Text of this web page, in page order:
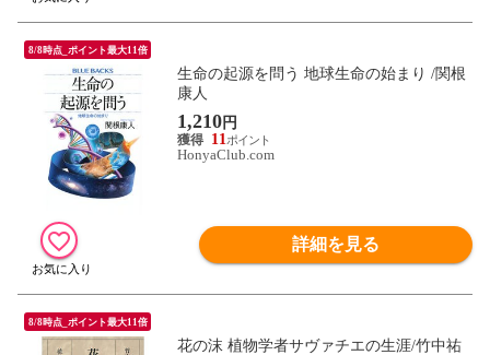
8/8時点_ポイント最大11倍
生命の起源を問う 地球生命の始まり /関根
康人
1,210円
11
HonyaClub.com
詳細を見る
8/8時点_ポイント最大11倍
花の沫 植物学者サヴァチエの生涯/竹中祐